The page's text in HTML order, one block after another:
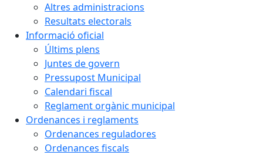
Altres administracions
Resultats electorals
Informació oficial
Últims plens
Juntes de govern
Pressupost Municipal
Calendari fiscal
Reglament orgànic municipal
Ordenances i reglaments
Ordenances reguladores
Ordenances fiscals